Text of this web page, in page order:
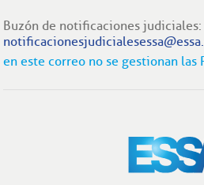
Buzón de notificaciones judiciales:
en este correo no se gestionan las